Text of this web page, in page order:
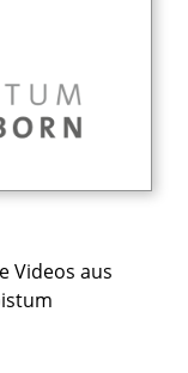
Videos aus